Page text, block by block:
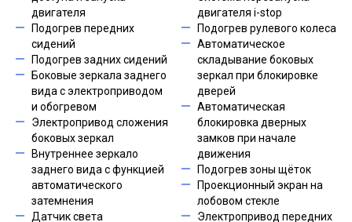
двигателя
Подогрев передних
сидений
Подогрев задних сидений
Боковые зеркала заднего
вида с электроприводом
и обогревом
Электропривод сложения
боковых зеркал
Внутреннее зеркало
заднего вида с функцией
автоматического
затемнения
Датчик света
двигателя i-stop
Подогрев рулевого колеса
Автоматическое
складывание боковых
зеркал при блокировке
дверей
Автоматическая
блокировка дверных
замков при начале
движения
Подогрев зоны щёток
Проекционный экран на
лобовом стекле
Электропривод передних